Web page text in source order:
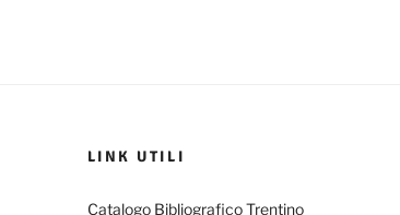
LINK UTILI
Catalogo Bibliografico Trentino